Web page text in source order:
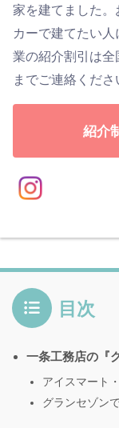
家を建てました
カーで建てたい
業の紹介割引は
までご連絡くださ
紹介
目次
一条工務店の『
アイスマート
グランセゾン